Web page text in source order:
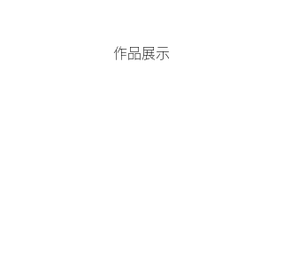
作品展示